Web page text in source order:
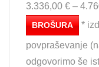
3.336,00 € –
BROŠURA *
povpraševanje
odgovorimo še